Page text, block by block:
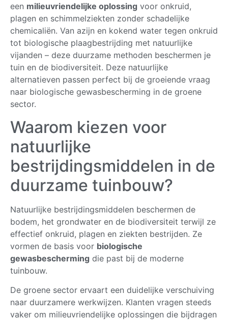
een milieuvriendelijke oplossing voor onkruid,
plagen en schimmelziekten zonder schadelijke
chemicaliën. Van azijn en kokend water tegen onkruid
tot biologische plaagbestrijding met natuurlijke
vijanden – deze duurzame methoden beschermen je
tuin en de biodiversiteit. Deze natuurlijke
alternatieven passen perfect bij de groeiende vraag
naar biologische gewasbescherming in de groene
sector.
Waarom kiezen voor
natuurlijke
bestrijdingsmiddelen in de
duurzame tuinbouw?
Natuurlijke bestrijdingsmiddelen beschermen de
bodem, het grondwater en de biodiversiteit terwijl ze
effectief onkruid, plagen en ziekten bestrijden. Ze
vormen de basis voor biologische
gewasbescherming die past bij de moderne
tuinbouw.
De groene sector ervaart een duidelijke verschuiving
naar duurzamere werkwijzen. Klanten vragen steeds
vaker om milieuvriendelijke oplossingen die bijdragen